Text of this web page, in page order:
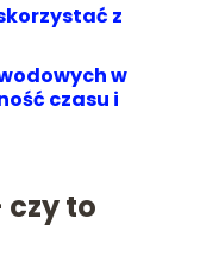
z
w
czasu i
czy to